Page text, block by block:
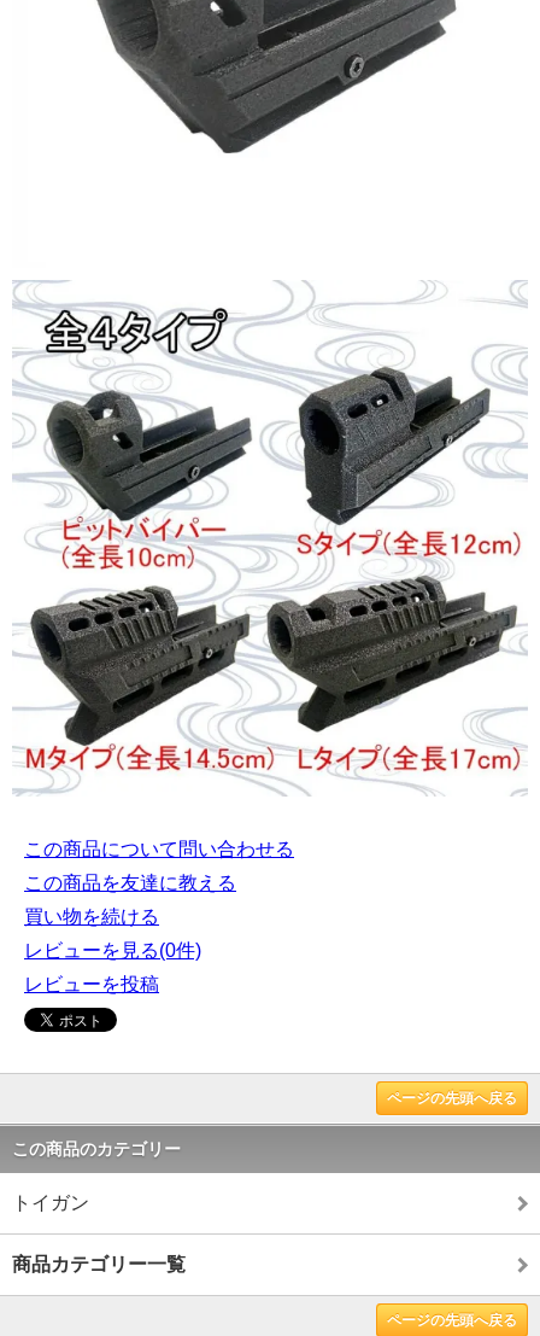
この商品について問い合わせる
この商品を友達に教える
買い物を続ける
レビューを見る(0件)
レビューを投稿
ページの先頭へ戻る
この商品のカテゴリー
トイガン
商品カテゴリー一覧
ページの先頭へ戻る